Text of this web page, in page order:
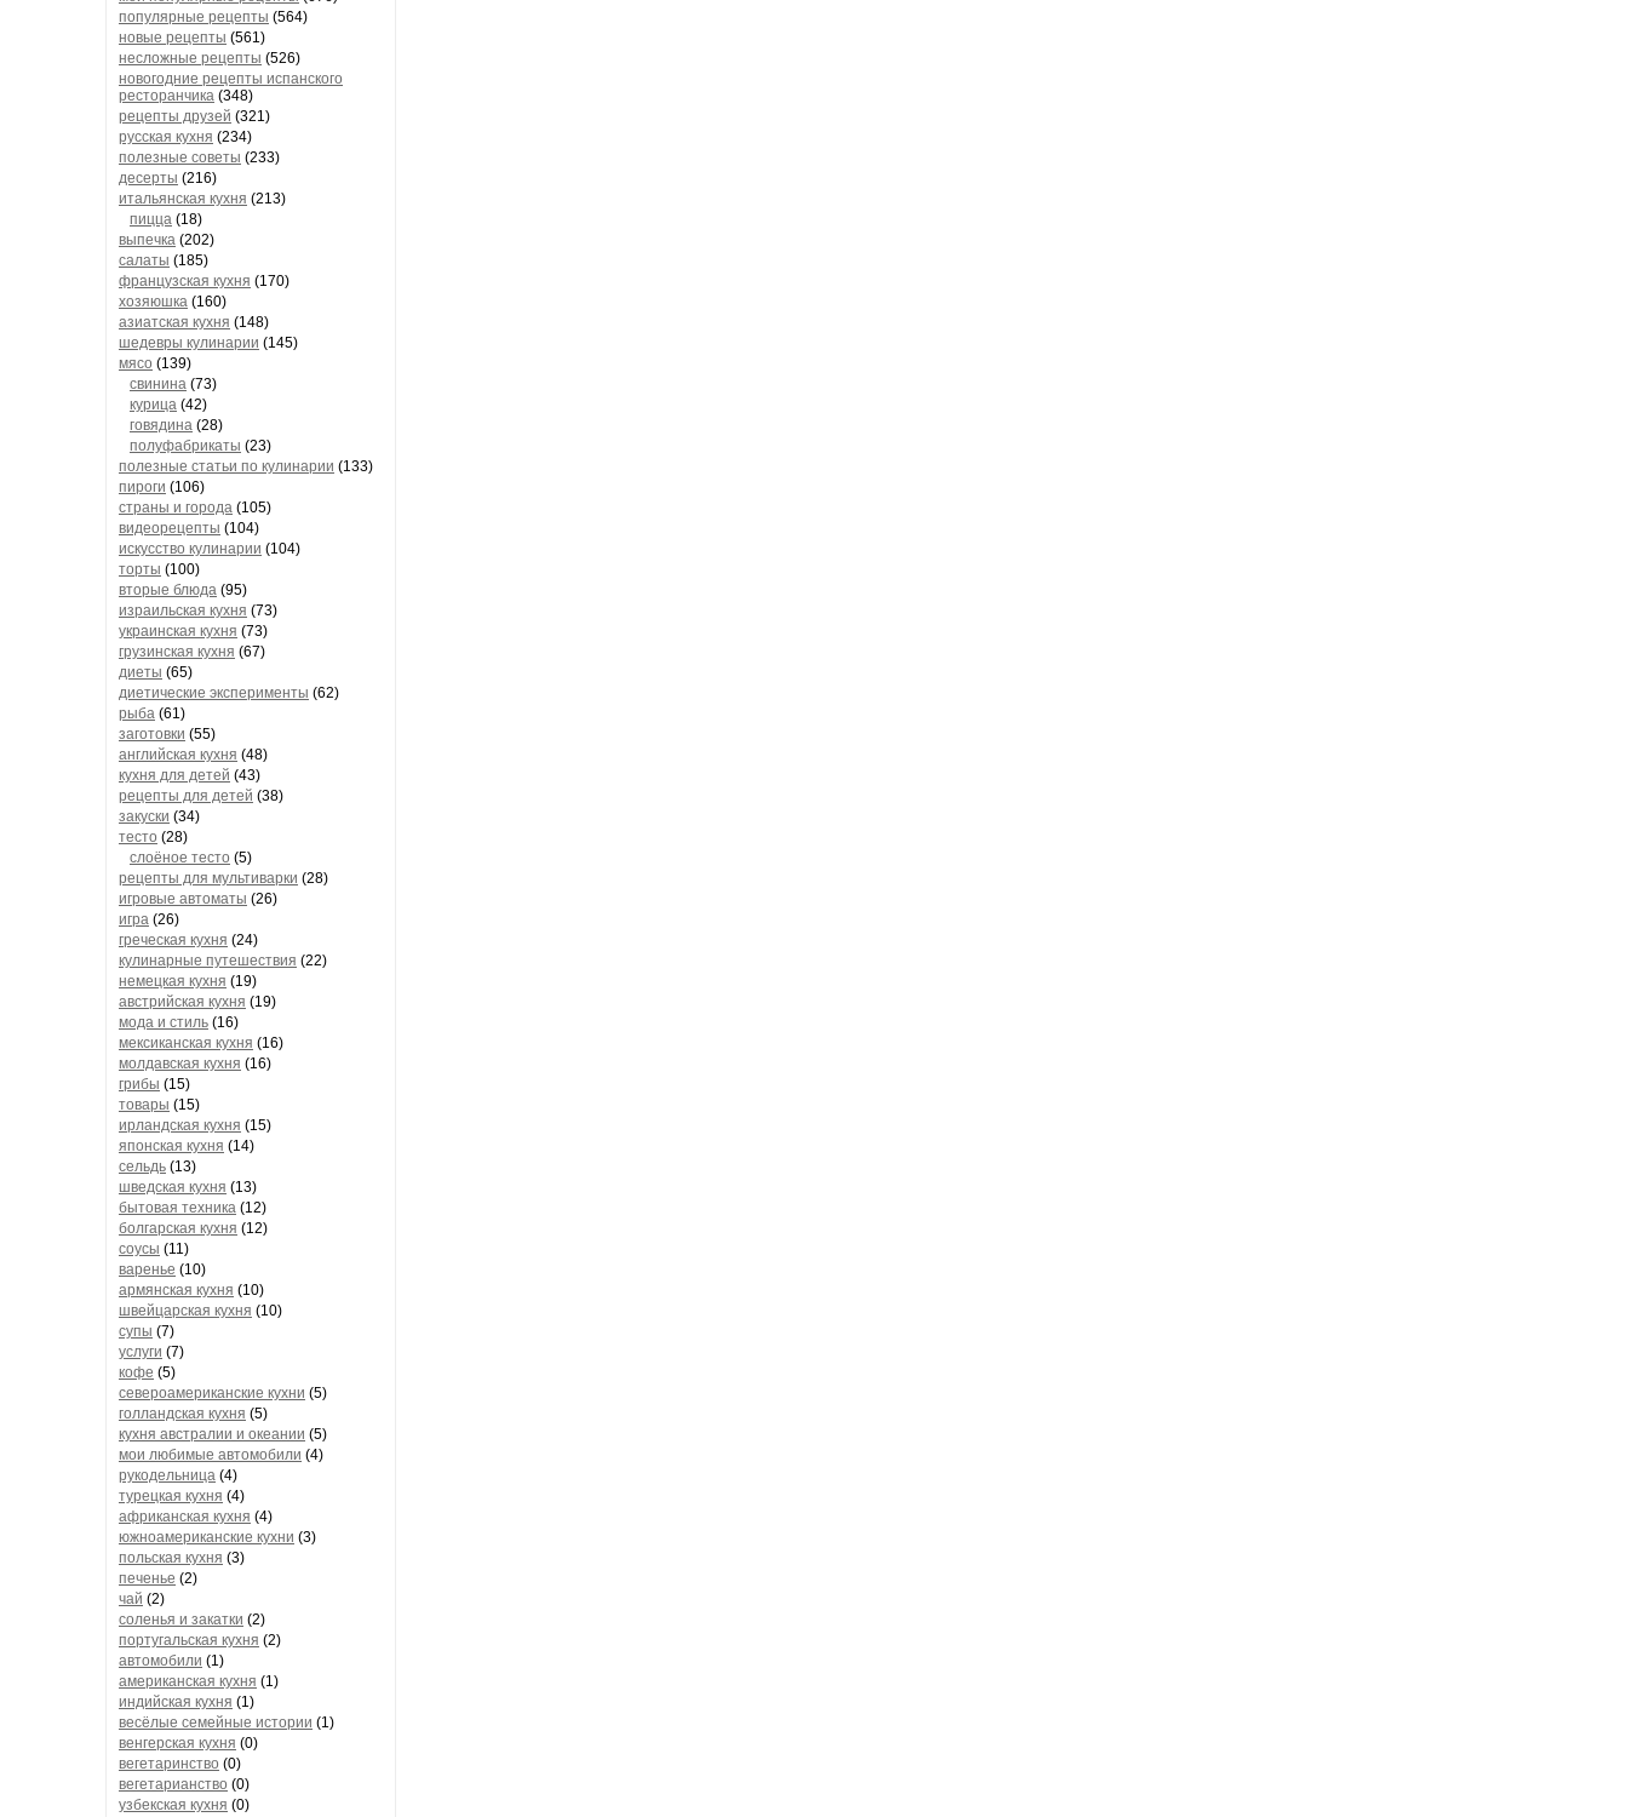
популярные рецепты (564)
новые рецепты (561)
несложные рецепты (526)
новогодние рецепты испанского
ресторанчика (348)
рецепты друзей (321)
русская кухня (234)
полезные советы (233)
десерты (216)
итальянская кухня (213)
пицца (18)
выпечка (202)
салаты (185)
французская кухня (170)
хозяюшка (160)
азиатская кухня (148)
шедевры кулинарии (145)
мясо (139)
свинина (73)
курица (42)
говядина (28)
полуфабрикаты (23)
полезные статьи по кулинарии (133)
пироги (106)
страны и города (105)
видеорецепты (104)
искусство кулинарии (104)
торты (100)
вторые блюда (95)
израильская кухня (73)
украинская кухня (73)
грузинская кухня (67)
диеты (65)
диетические эксперименты (62)
рыба (61)
заготовки (55)
английская кухня (48)
кухня для детей (43)
рецепты для детей (38)
закуски (34)
тесто (28)
слоёное тесто (5)
рецепты для мультиварки (28)
игровые автоматы (26)
игра (26)
греческая кухня (24)
кулинарные путешествия (22)
немецкая кухня (19)
австрийская кухня (19)
мода и стиль (16)
мексиканская кухня (16)
молдавская кухня (16)
грибы (15)
товары (15)
ирландская кухня (15)
японская кухня (14)
сельдь (13)
шведская кухня (13)
бытовая техника (12)
болгарская кухня (12)
соусы (11)
варенье (10)
армянская кухня (10)
швейцарская кухня (10)
супы (7)
услуги (7)
кофе (5)
североамериканские кухни (5)
голландская кухня (5)
кухня австралии и океании (5)
мои любимые автомобили (4)
рукодельница (4)
турецкая кухня (4)
африканская кухня (4)
южноамериканские кухни (3)
польская кухня (3)
печенье (2)
чай (2)
соленья и закатки (2)
португальская кухня (2)
автомобили (1)
американская кухня (1)
индийская кухня (1)
весёлые семейные истории (1)
венгерская кухня (0)
вегетаринство (0)
вегетарианство (0)
узбекская кухня (0)